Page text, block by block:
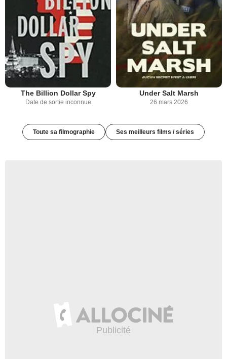
The Billion Dollar Spy
Date de sortie inconnue
Under Salt Marsh
26 mars 2026
Toute sa filmographie Ses meilleurs films / séries